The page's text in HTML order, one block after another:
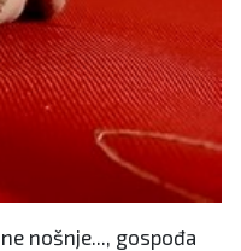
nošnje..., gospođa